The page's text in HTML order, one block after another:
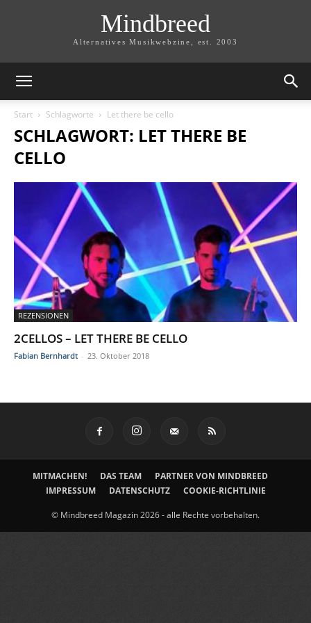
Mindbreed
Alternatives Musikwebzine, est. 2003
Start Schlagworte Let there be cello
SCHLAGWORT: LET THERE BE
CELLO
REZENSIONEN
2CELLOS – LET THERE BE CELLO
Fabian Bernhardt - 23. Oktober 2018
MITMACHEN! DAS TEAM
PARTNER VON MINDBREED
IMPRESSUM
DATENSCHUTZ COOKIE-RICHTLINIE
© Mindbreed Magazin 2026 - alle Rechte vorbehalten.